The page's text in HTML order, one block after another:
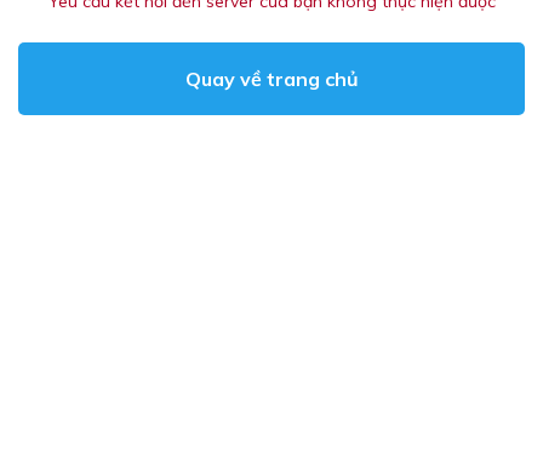
Quay về trang chủ